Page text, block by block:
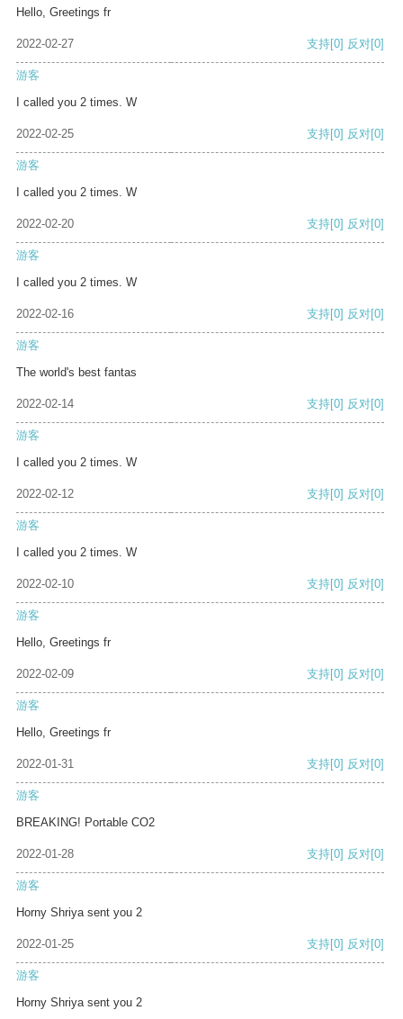
Hello, Greetings fr
2022-02-27 支持[0] 反对[0]
游客
I called you 2 times. W
2022-02-25 支持[0] 反对[0]
游客
I called you 2 times. W
2022-02-20 支持[0] 反对[0]
游客
I called you 2 times. W
2022-02-16 支持[0] 反对[0]
游客
The world's best fantas
2022-02-14 支持[0] 反对[0]
游客
I called you 2 times. W
2022-02-12 支持[0] 反对[0]
游客
I called you 2 times. W
2022-02-10 支持[0] 反对[0]
游客
Hello, Greetings fr
2022-02-09 支持[0] 反对[0]
游客
Hello, Greetings fr
2022-01-31 支持[0] 反对[0]
游客
BREAKING! Portable CO2
2022-01-28 支持[0] 反对[0]
游客
Horny Shriya sent you 2
2022-01-25 支持[0] 反对[0]
游客
Horny Shriya sent you 2